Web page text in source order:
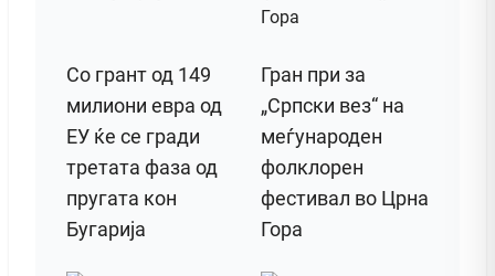
Со грант од 149
милиони евра од
ЕУ ќе се гради
третата фаза од
пругата кон
Бугарија
Гран при за
„Српски вез“ на
меѓународен
фолклорен
фестивал во Црна
Гора